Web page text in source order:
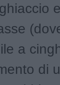
a
di